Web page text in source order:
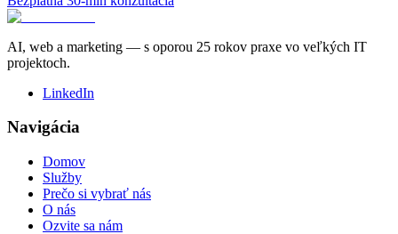
AI, web a marketing — s oporou 25 rokov praxe vo veľkých IT
projektoch.
LinkedIn
Navigácia
Domov
Služby
Prečo si vybrať nás
O nás
Ozvite sa nám